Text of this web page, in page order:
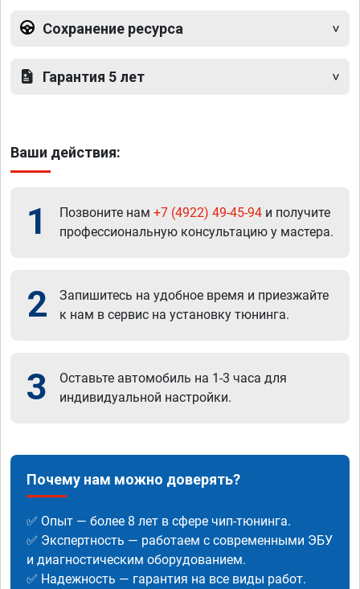
Сохранение ресурса
Гарантия 5 лет
Ваши действия:
1 Позвоните нам +7 (4922) 49-45-94 и получите
профессиональную консультацию у мастера.
2
Запишитесь на удобное время и приезжайте
к нам в сервис на установку тюнинга.
3
Оставьте автомобиль на 1-3 часа для
индивидуальной настройки.
Почему нам можно доверять?
✅ Опыт — более 8 лет в сфере чип-тюнинга.
✅ Экспертность — работаем с современными ЭБУ
и диагностическим оборудованием.
✅ Надежность — гарантия на все виды работ.